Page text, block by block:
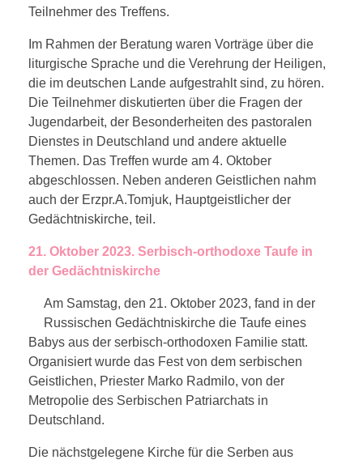
Teilnehmer des Treffens.
Im Rahmen der Beratung waren Vorträge über die
liturgische Sprache und die Verehrung der Heiligen,
die im deutschen Lande aufgestrahlt sind, zu hören.
Die Teilnehmer diskutierten über die Fragen der
Jugendarbeit, der Besonderheiten des pastoralen
Dienstes in Deutschland und andere aktuelle
Themen. Das Treffen wurde am 4. Oktober
abgeschlossen. Neben anderen Geistlichen nahm
auch der Erzpr.A.Tomjuk, Hauptgeistlicher der
Gedächtniskirche, teil.
21. Oktober 2023. Serbisch-orthodoxe Taufe in
der Gedächtniskirche
Am Samstag, den 21. Oktober 2023, fand in der
Russischen Gedächtniskirche die Taufe eines
Babys aus der serbisch-orthodoxen Familie statt.
Organisiert wurde das Fest von dem serbischen
Geistlichen, Priester Marko Radmilo, von der
Metropolie des Serbischen Patriarchats in
Deutschland.
Die nächstgelegene Kirche für die Serben aus